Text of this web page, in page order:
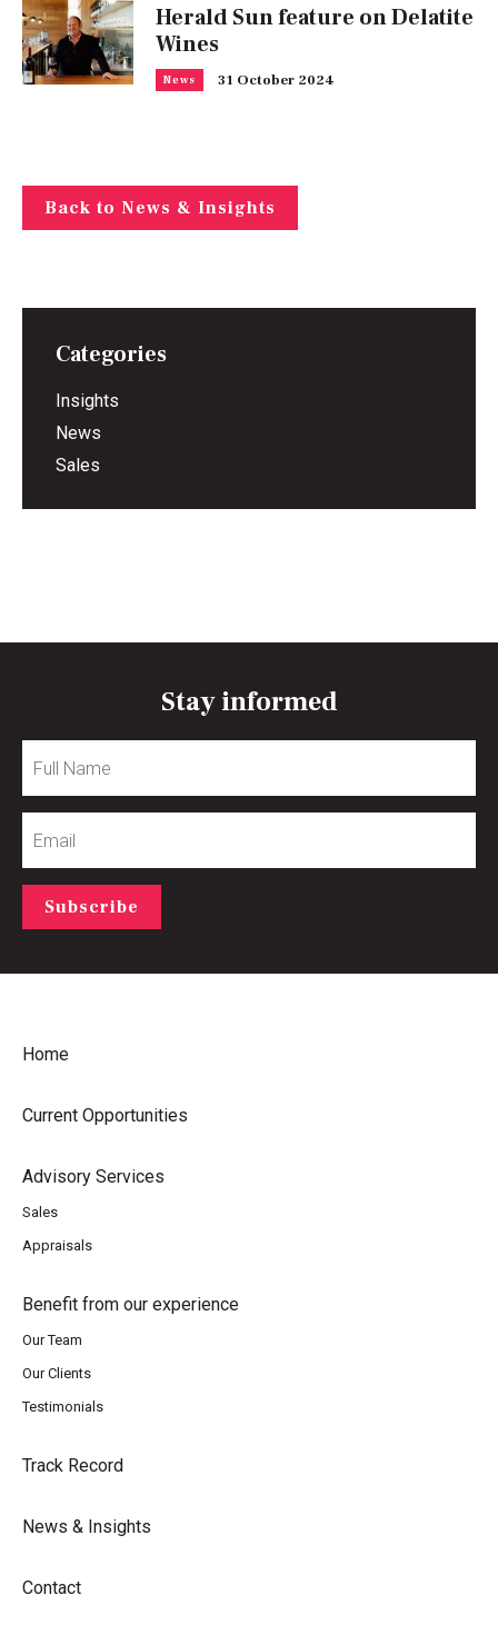
Herald Sun feature on Delatite
Wines
News 31 October 2024
Back to News & Insights
Categories
Insights
News
Sales
Stay informed
Name
Subscribe
Home
Current Opportunities
Advisory Services
Sales
Appraisals
Benefit from our experience
Our Team
Our Clients
Testimonials
Track Record
News & Insights
Contact